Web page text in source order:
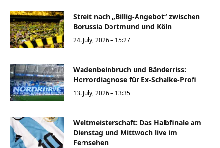
Streit nach „Billig-Angebot“ zwischen
Borussia Dortmund und Köln
24. July, 2026 – 15:27
Wadenbeinbruch und Bänderriss:
Horrordiagnose für Ex-Schalke-Profi
13. July, 2026 – 13:35
Weltmeisterschaft: Das Halbfinale am
Dienstag und Mittwoch live im
Fernsehen